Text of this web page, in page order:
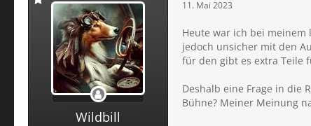
Wildbill
11. Mai 2023
Heute war ich bei
jedoch unsicher mit den
für den gibt es extra Teile
Deshalb eine Frage in die
Bühne? Meiner Meinung